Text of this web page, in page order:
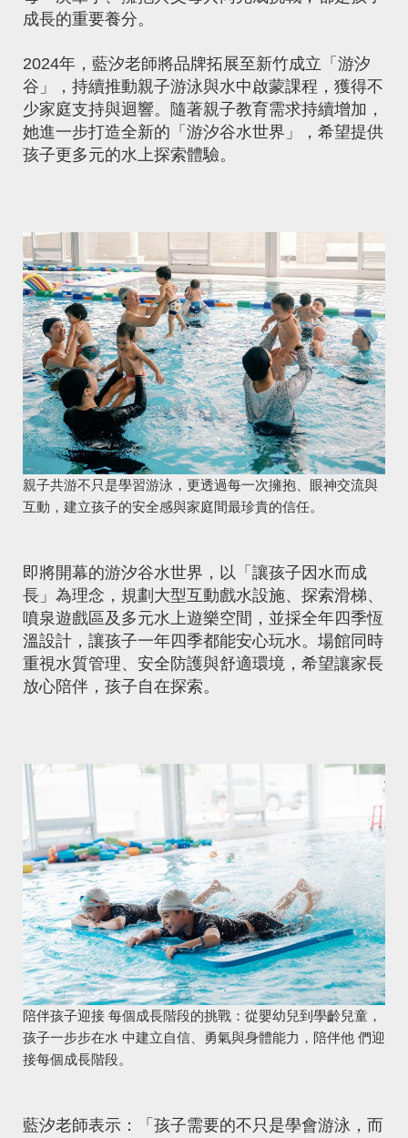
成長的重要養分。
2024年，藍汐老師將品牌拓展至新竹成立「游汐
谷」，持續推動親子游泳與水中啟蒙課程，獲得不
少家庭支持與迴響。隨著親子教育需求持續增加，
她進一步打造全新的「游汐谷水世界」，希望提供
孩子更多元的水上探索體驗。
親子共游不只是學習游泳，更透過每一次擁抱、眼神交流與
互動，建立孩子的安全感與家庭間最珍貴的信任。
即將開幕的游汐谷水世界，以「讓孩子因水而成
長」為理念，規劃大型互動戲水設施、探索滑梯、
噴泉遊戲區及多元水上遊樂空間，並採全年四季恆
溫設計，讓孩子一年四季都能安心玩水。場館同時
重視水質管理、安全防護與舒適環境，希望讓家長
放心陪伴，孩子自在探索。
陪伴孩子迎接 每個成長階段的挑戰：從嬰幼兒到學齡兒童，
孩子一步步在水 中建立自信、勇氣與身體能力，陪伴他 們迎
接每個成長階段。
藍汐老師表示：「孩子需要的不只是學會游泳，而